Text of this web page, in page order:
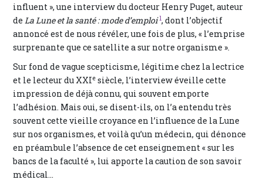
influent », une interview du docteur Henry Puget, auteur
deLa Lune et la santé : mode d’emploi 1, dont l’objectif
annoncé est de nous révéler, une fois de plus, « l’emprise
surprenante que ce satellite a sur notre organisme ».
Sur fond de vague scepticisme, légitime chez la lectrice
et le lecteur du XXIe siècle, l’interview éveille cette
impression de déjà connu, qui souvent emporte
l’adhésion. Mais oui, se disent-ils, on l’a entendu très
souvent cette vieille croyance en l’influence de la Lune
sur nos organismes, et voilà qu’un médecin, qui dénonce
en préambule l’absence de cet enseignement « sur les
bancs de la faculté », lui apporte la caution de son savoir
médical…